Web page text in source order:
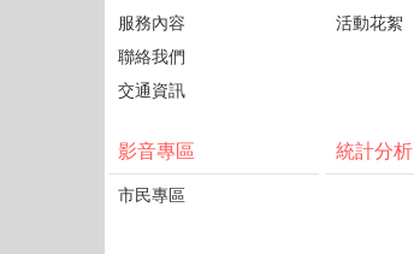
服務內容
聯絡我們
交通資訊
活動花絮
影音專區
市民專區
統計分析